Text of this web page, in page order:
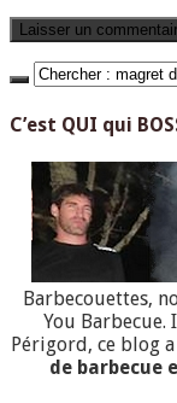
C’est QUI qui
Barbecouettes,
You Barbecue.
Périgord, ce blog
de barbecue